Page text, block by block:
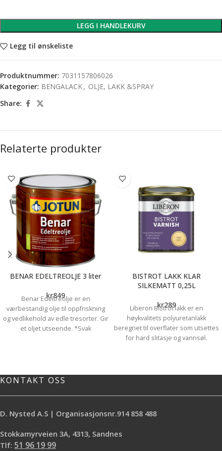
LEGG I HANDLEKURV
Legg til ønskeliste
Produktnummer: 7031157806026
Kategorier: BENGALACK, OLJE, LAKK &SPRAY
Share:
Relaterte produkter
BENAR EDELTREOLJE 3 liter
kr849
Benar Edeltreolje er en
værbestandig olje til oppfriskning
og vedlikehold av edle tresorter. Gir
et oljet utseende. *Svak
BISTROT LAKK KLAR
SILKEMATT 0,25L
kr289
Liberon Bistrot lakk er en
høykvalitets polyuretanlakk
beregnet til overflater som utsettes
for hard slitasje og vannsøl.
fargeløs høyglans og silkematt,
kan brukes direkte på ubehandlet
og malte overflater. Gir
Ypperlig som toppstrøk over beis.
KONTAKT OSS
D. Nysted A.S | Organisasjonsnr.914 858 488
Stokkamyrveien 3A, 4313, Sandnes
Tlf: 51 96 19 99